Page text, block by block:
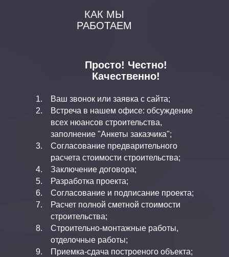
КАК МЫ
РАБОТАЕМ
Просто! Честно!
Качественно!
Ваш звонок или заявка с сайта;
Встреча в нашем офисе: обсуждение
всех нюансов строительства,
заполнение "Анкеты заказчика";
Согласование предварительного
расчета стоимости строительства;
Заключение договора;
Разработка проекта;
Согласование и подписание проекта;
Расчет полной сметной стоимости
строительства;
Строительно-монтажные работы,
отделочные работы;
Приемка-сдача построеного объекта;